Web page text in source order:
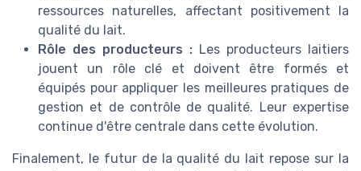
ressources naturelles, affectant positivement la
qualité du lait.
Rôle des producteurs : Les producteurs laitiers
jouent un rôle clé et doivent être formés et
équipés pour appliquer les meilleures pratiques de
gestion et de contrôle de qualité. Leur expertise
continue d'être centrale dans cette évolution.
Finalement, le futur de la qualité du lait repose sur la